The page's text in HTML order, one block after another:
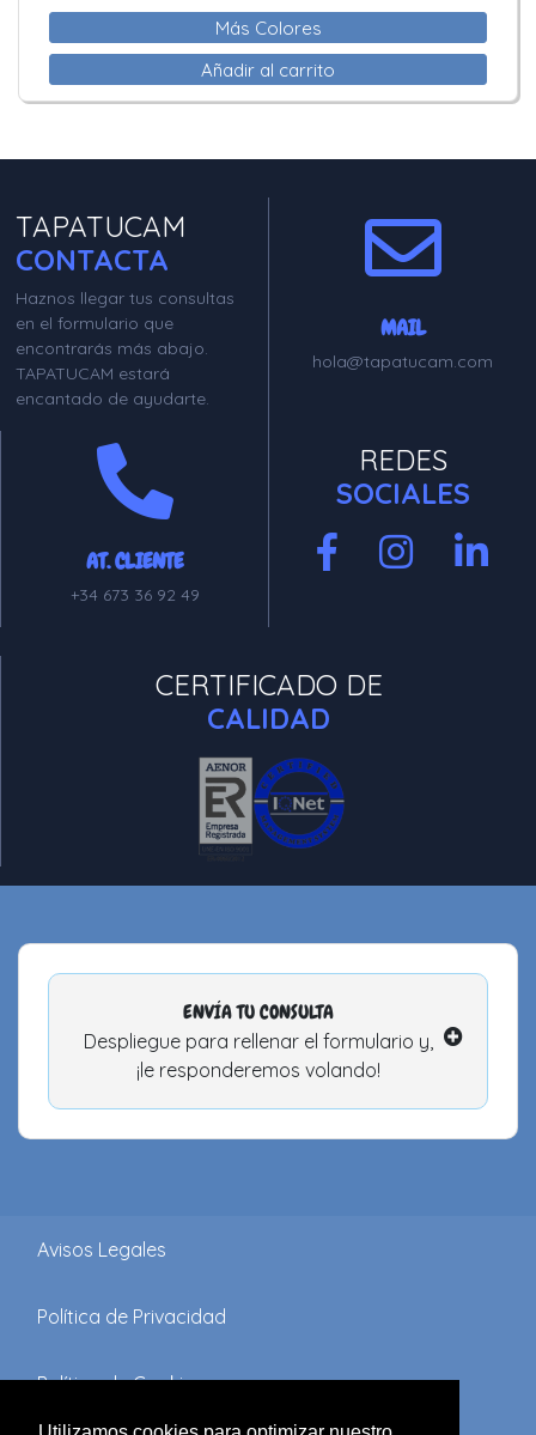
Más Colores
Añadir al carrito
TAPATUCAM
CONTACTA
Haznos llegar tus consultas
en el formulario que
encontrarás más abajo.
TAPATUCAM estará
encantado de ayudarte.
MAIL
hola@tapatucam.com
AT. CLIENTE
+34 673 36 92 49
REDES
SOCIALES
CERTIFICADO DE
CALIDAD
ENVÍA TU CONSULTA
Despliegue para rellenar el formulario y,
¡le responderemos volando!
Avisos Legales
Política de Privacidad
Política de Cookies